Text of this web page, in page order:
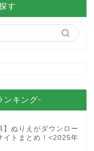
す
ンキング-
】ぬりえがダウンロー
イトまとめ！<2025年